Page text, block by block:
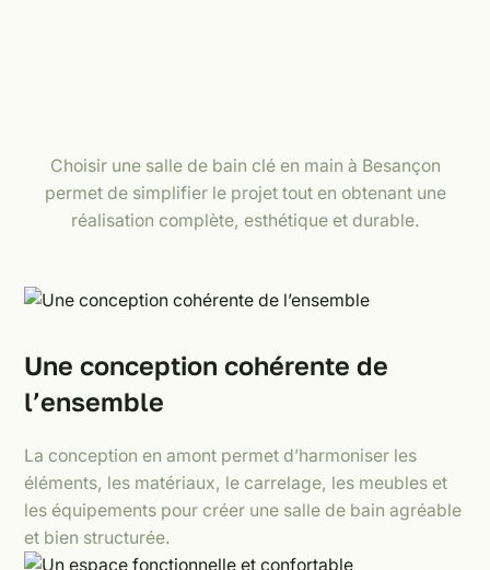
Choisir une salle de bain clé en main à Besançon
permet de simplifier le projet tout en obtenant une
réalisation complète, esthétique et durable.
Une conception cohérente de
l’ensemble
La conception en amont permet d’harmoniser les
éléments, les matériaux, le carrelage, les meubles et
les équipements pour créer une salle de bain agréable
et bien structurée.